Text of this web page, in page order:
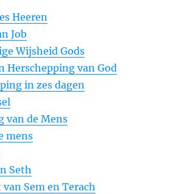
Heeren
Job
Wijsheid Gods
Herschepping van God
in zes dagen
van de Mens
mens
Seth
Sem en Terach